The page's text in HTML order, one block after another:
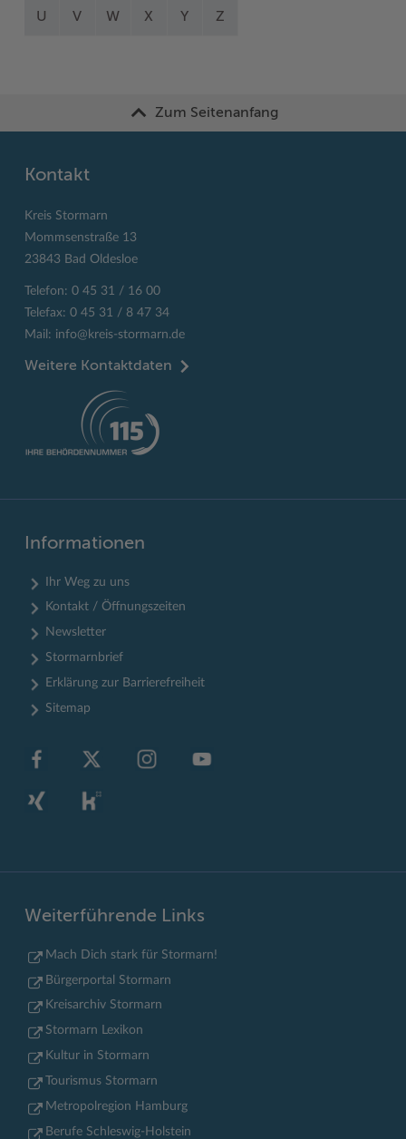
U V W X Y Z
Zum Seitenanfang
Kontakt
Kreis Stormarn
Mommsenstraße 13
23843 Bad Oldesloe
Telefon: 0 45 31 / 16 00
Telefax: 0 45 31 / 8 47 34
Mail: info@kreis-stormarn.de
Weitere Kontaktdaten
Informationen
Ihr Weg zu uns
Kontakt / Öffnungszeiten
Newsletter
Stormarnbrief
Erklärung zur Barrierefreiheit
Sitemap
Weiterführende Links
Mach Dich stark für Stormarn!
Bürgerportal Stormarn
Kreisarchiv Stormarn
Stormarn Lexikon
Kultur in Stormarn
Tourismus Stormarn
Metropolregion Hamburg
Berufe Schleswig-Holstein